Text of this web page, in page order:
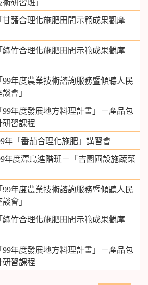
研習班」
甘藷合理化施肥田間示範成果觀摩
綠竹合理化施肥田間示範成果觀摩
99年度農業技術諮詢服務暨傾聽人民
會」
99年度發展地方料理計畫」－產品包
研習課程
年「番茄合理化施肥」講習會
年度漂鳥進階班－「吉園圃設施蔬菜
99年度農業技術諮詢服務暨傾聽人民
會」
綠竹合理化施肥田間示範成果觀摩
99年度發展地方料理計畫」－產品包
研習課程